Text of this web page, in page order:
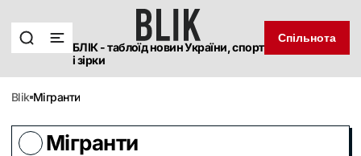
БЛІК - таблоїд новин України, спорт
і зірки
Спільнота
blik Мігранти
Мігранти